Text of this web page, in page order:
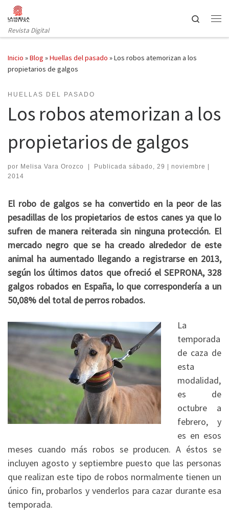
Saltar al contenido
Revista Digital
Search
Inicio »Blog »Huellas del pasado »Los robos atemorizan a los
propietarios de galgos
HUELLAS DEL PASADO
Los robos atemorizan a los
propietarios de galgos
por Melisa Vara Orozco | Publicada sábado, 29 | noviembre |
2014
El robo de galgos se ha convertido en la peor de las
pesadillas de los propietarios de estos canes ya que lo
sufren de manera reiterada sin ninguna protección. El
mercado negro que se ha creado alrededor de este
animal ha aumentado llegando a registrarse en 2013,
según los últimos datos que ofreció el SEPRONA, 328
galgos robados en España, lo que correspondería a un
50,08% del total de perros robados.
La
temporada
de caza de
esta
modalidad,
es de
octubre a
febrero, y
es en esos
meses cuando más robos se producen. A éstos se
incluyen agosto y septiembre puesto que las personas
que realizan este tipo de robos normalmente tienen un
único fin, probarlos y venderlos para cazar durante esa
temporada.